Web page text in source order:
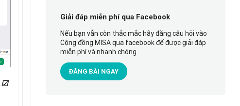
☑
Giải đáp miễn phí qua Facebook
Nếu bạn vẫn còn thắc mắc hãy đăng câu hỏi vào
Cộng đồng MISA qua facebook để được giải đáp
miễn phí và nhanh chóng
ĐĂNG BÀI NGAY